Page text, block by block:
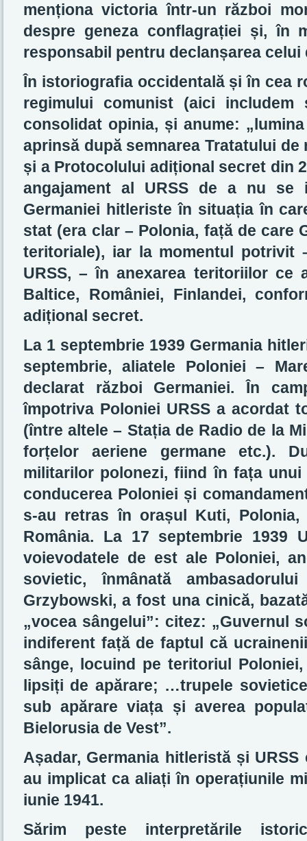
menționa victoria într-un război
despre geneza conflagrației și, în
responsabil pentru declanșarea celui
În istoriografia occidentală și în cea
regimului comunist (aici
consolidat opinia, și anume:
aprinsă după semnarea Tratatului
și a Protocolului adițional secret din
angajament al URSS de a nu se
Germaniei hitleriste în situația în
stat (era clar – Polonia, față de care
teritoriale), iar la momentul potrivit
URSS, – în anexarea teritoriilor ce
Baltice, României, Finlandei,
adițional secret.
La 1 septembrie 1939 Germania
septembrie, aliatele Poloniei –
declarat război Germaniei. În
împotriva Poloniei URSS a acordat
(între altele – Stația de Radio de la
forțelor aeriene germane etc.).
militarilor polonezi, fiind în fața
conducerea Poloniei și
s-au retras în orașul Kuti,
România. La 17 septembrie 1939
voievodatele de est ale Poloniei,
sovietic, înmânată
Grzybowski, a fost una cinică,
„vocea sângelui”: citez: „Guvernul
indiferent față de faptul că
sânge, locuind pe teritoriul
lipsiți de apărare; …trupele
sub apărare viața și averea
Bielorusia de Vest”.
Așadar, Germania hitleristă și
au implicat ca aliați în operațiunile
iunie 1941.
Sărim peste interpretările